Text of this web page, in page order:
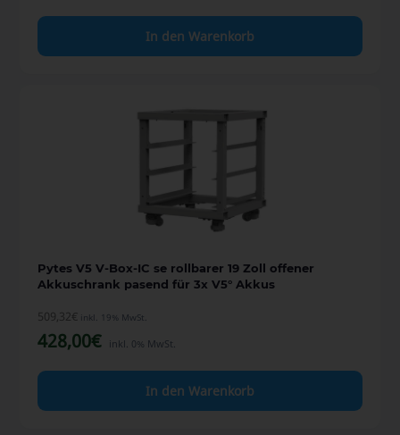
In den Warenkorb
Pytes V5 V-Box-IC se rollbarer 19 Zoll offener
Akkuschrank pasend für 3x V5° Akkus
509,32€ inkl. 19% MwSt.
428,00€ inkl. 0% MwSt.
In den Warenkorb